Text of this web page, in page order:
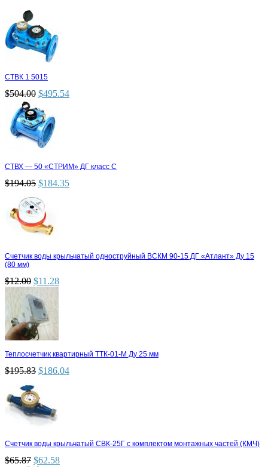
СТВК 1 5015
$504.00 $495.54
СТВХ — 50 «СТРИМ» ДГ класс С
$194.05 $184.35
Счетчик воды крыльчатый одноструйный ВСКМ 90-15 ДГ «Атлант» Ду 15
(80 мм)
$12.00 $11.28
Теплосчетчик квартирный ТТК-01-М Ду 25 мм
$195.83 $186.04
Счетчик воды крыльчатый СВК-25Г с комплектом монтажных частей (КМЧ)
$65.87 $62.58